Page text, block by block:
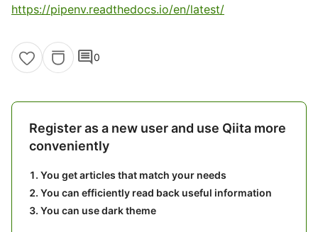
https://pipenv.readthedocs.io/en/latest/
comment0
Register as a new user and use Qiita more
conveniently
You get articles that match your needs
You can efficiently read back useful information
You can use dark theme